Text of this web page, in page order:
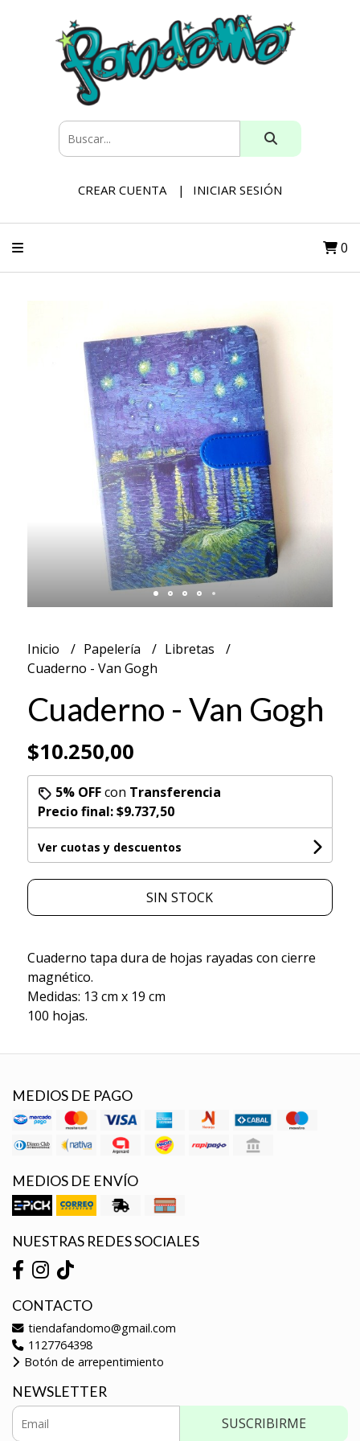
CREAR CUENTA INICIAR SESIÓN
0
Inicio Papelería
Libretas
Cuaderno - Van Gogh
Cuaderno - Van Gogh
$10.250,00
5% OFFcon Transferencia
Precio final:$9.737,50
Ver cuotas y descuentos
SIN STOCK
Cuaderno tapa dura de hojas rayadas con cierre
magnético.
Medidas: 13 cm x 19 cm
100 hojas.
MEDIOS DE PAGO
MEDIOS DE ENVÍO
NUESTRAS REDES SOCIALES
CONTACTO
tiendafandomo@gmail.com
1127764398
Botón de arrepentimiento
NEWSLETTER
SUSCRIBIRME